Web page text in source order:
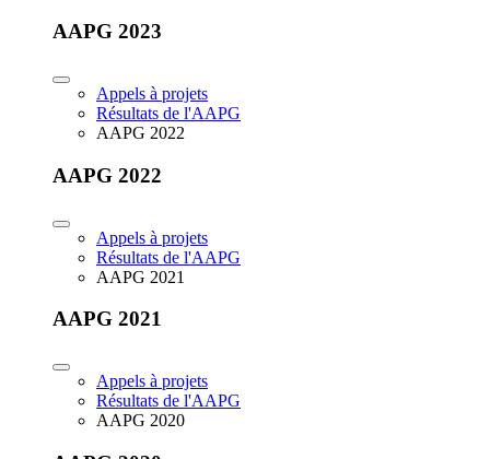
AAPG 2023
Appels à projets
Résultats de l'AAPG
AAPG 2022
AAPG 2022
Appels à projets
Résultats de l'AAPG
AAPG 2021
AAPG 2021
Appels à projets
Résultats de l'AAPG
AAPG 2020